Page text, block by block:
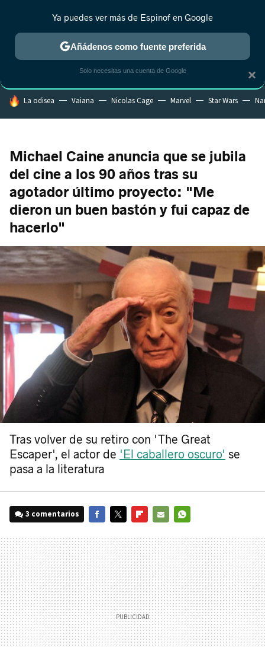
MENÚ NUEVO
ESTRENOS REALITY ANIME RANKINGS CINE
HOY SE HABLA DE
La odisea Vaiana Nicolas Cage Marvel Star Wars
Michael Caine anuncia que se jubila
del cine a los 90 años tras su
agotador último proyecto: "Me
dieron un buen bastón y fui capaz de
hacerlo"
Tras volver de su retiro con 'The Great
Escaper', el actor de 'El caballero oscuro' se
pasa a la literatura
3 comentarios
MAIL
×
Ya puedes ver más de Espinof en Google
Añádenos como fuente preferida
Solo necesitas una cuenta de Google